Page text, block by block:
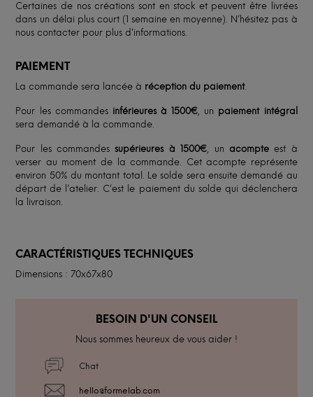
Certaines de nos créations sont en stock et peuvent être livrées
dans un délai plus court (1 semaine en moyenne). N’hésitez pas à
nous contacter pour plus d’informations.
PAIEMENT
La commande sera lancée à réception du paiement.
Pour les commandes inférieures à 1500€, un paiement intégral
sera demandé à la commande.
Pour les commandessupérieures à 1500€, un acompteest à
verser au moment de la commande. Cet acompte représente
environ 50% du montant total. Le solde sera ensuite demandé au
départ de l’atelier. C’est le paiement du solde qui déclenchera
la livraison.
CARACTÉRISTIQUES TECHNIQUES
Dimensions : 70x67x80
BESOIN D'UN CONSEIL
Nous sommes heureux de vous aider !
Chat
hello@formelab.com